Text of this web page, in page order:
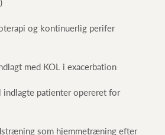
og kontinuerlig perifer
med KOL i exacerbation
patienter opereret for
som hjemmetræning efter